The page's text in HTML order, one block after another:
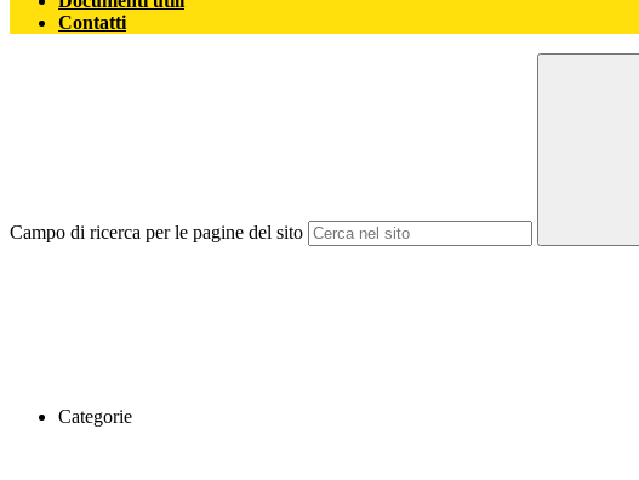
Contatti
Campo di ricerca per le pagine del sito
Categorie